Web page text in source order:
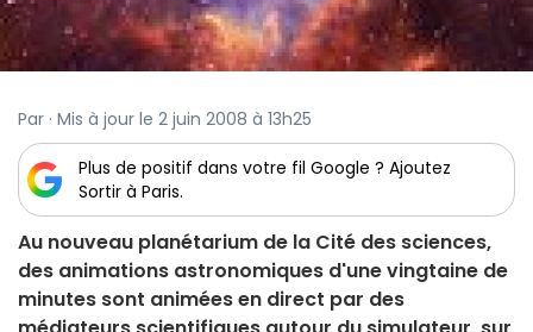
Par · Mis à jour le 2 juin 2008 à 13h25
Plus de positif dans votre fil Google ? Ajoutez
Sortir à Paris.
Au nouveau planétarium de la Cité des sciences,
des animations astronomiques d'une vingtaine de
minutes sont animées en direct par des